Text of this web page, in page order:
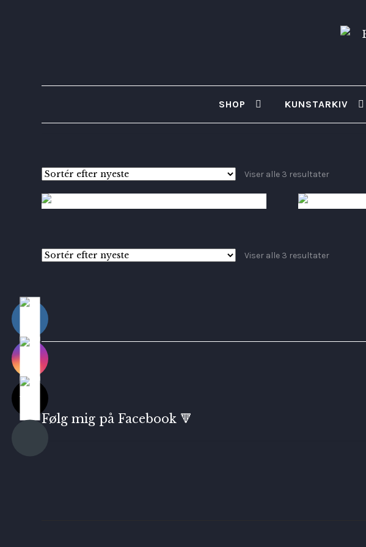
SHOP KUNSTARKIV
Viser alle 3 resultater
4,900kr.
Viser alle 3 resultater
Følg mig på Facebook 🔻